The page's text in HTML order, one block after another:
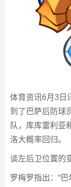
体育资讯6月3日
到了巴萨后防球
队，库库雷利亚
洛大概率回归。
谈左后卫位置的
罗梅罗指出：“